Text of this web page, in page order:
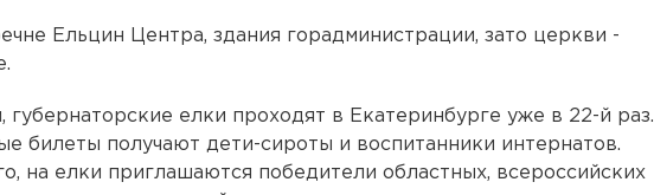
Ельцин Центра, здания горадминистрации, зато церкви -
губернаторские елки проходят в Екатеринбурге уже в 22-й раз.
билеты получают дети-сироты и воспитанники интернатов.
на елки приглашаются победители областных, всероссийских